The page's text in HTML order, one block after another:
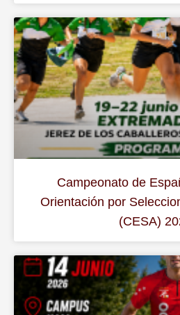
Campeonato de
Orientación por
(CESA)